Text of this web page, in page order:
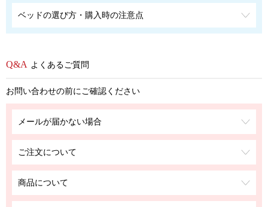
ベッドの選び方・購入時の注意点
よくあるご質問
お問い合わせの前にご確認ください
メールが届かない場合
ご注文について
商品について